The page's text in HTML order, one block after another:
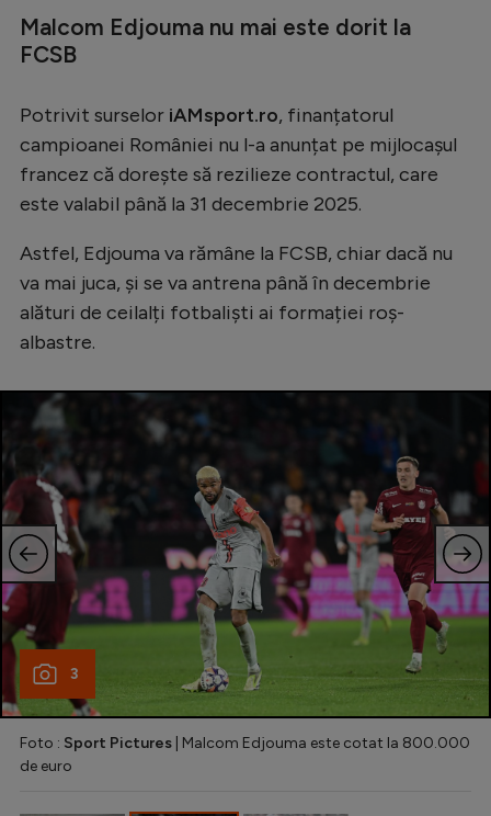
Tenis
Handbal
Natație
Gimnastică
Auto
Ciclism
Alte sporturi
JO 2024
JO 2026
Intră în cont
Malcom Edjouma nu mai este dorit la
FCSB
Potrivit surselor iAMsport.ro, finanțatorul
campioanei României nu l-a anunțat pe mijlocașul
francez că dorește să rezilieze contractul, care
este valabil până la 31 decembrie 2025.
Astfel, Edjouma va rămâne la FCSB, chiar dacă nu
va mai juca, și se va antrena până în decembrie
alături de ceilalți fotbaliști ai formației roș-
albastre.
3
Foto : Sport Pictures | Malcom Edjouma este cotat la 800.000
de euro